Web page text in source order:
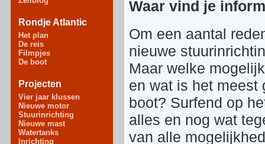
Rondje Atlantic
Het plan
De reis
Filmpjes
De boot
Projecten
Vier jaar klussen
Nieuwe motor
Stuurinrichting
Nieuwe mast
Watertanks
Inrichting
Waar vind je
Om een aantal
nieuwe
Maar welke
en wat is het meest
boot? Surfend op
alles en nog wat
van alle